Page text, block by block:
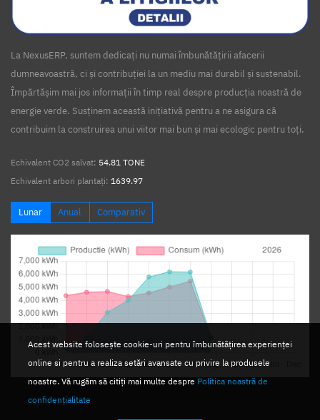
Acest website folosește cookie-uri pentru îmbunătățirea experienței
online si pentru a realiza setări avansate cu privire la produsele
noastre. Vă rugăm să citiți mai multe despre Politica noastră de
confidențialitate
La NexusERP, suntem dedicați nu numai îmbunătățirii afacerii
dumneavoastră, ci și contribuției la un mediu mai durabil și sustenabil.
Împărtășim mai jos informații în timp real despre producția noastră de
energie verde. Susținem această inițiativă pentru a ne asigura că
contribuim la construirea unui viitor mai bun și mai ecologic pentru toți.
Echivalent CO2 salvat: 54.81 TONE
Echivalent arbori plantați: 1639.97
Lunar Anual Comparativ